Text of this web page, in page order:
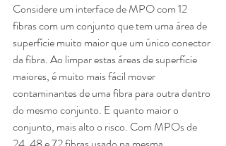
Considere um interface de MPO com 12
fibras com um conjunto que tem uma área de
superfície muito maior que um único conector
da fibra. Ao limpar estas áreas de superfície
maiores, é muito mais fácil mover
contaminantes de uma fibra para outra dentro
do mesmo conjunto. E quanto maior o
conjunto, mais alto o risco. Com MPOs de